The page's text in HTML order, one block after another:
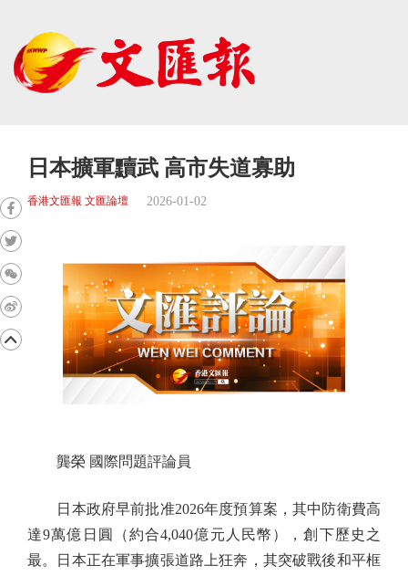
日本擴軍黷武 高市失道寡助
香港文匯報 文匯論壇 2026-01-02
龔榮 國際問題評論員
日本政府早前批准2026年度預算案，其中防衛費高
達9萬億日圓（約合4,040億元人民幣），創下歷史之
最。日本正在軍事擴張道路上狂奔，其突破戰後和平框